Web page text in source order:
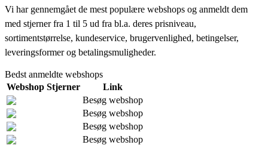
Vi har gennemgået de mest populære webshops og anmeldt dem
med stjerner fra 1 til 5 ud fra bl.a. deres prisniveau,
sortimentstørrelse, kundeservice, brugervenlighed, betingelser,
leveringsformer og betalingsmuligheder.
Bedst anmeldte webshops
Webshop Stjerner
Link
Besøg webshop
Besøg webshop
Besøg webshop
Besøg webshop